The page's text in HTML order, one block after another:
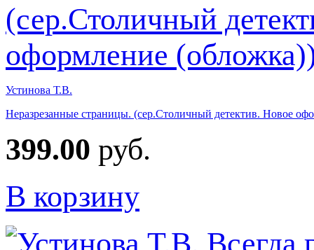
Устинова Т.В.
Неразрезанные страницы. (сер.Столичный детектив. Новое
399.00 руб.
В корзину